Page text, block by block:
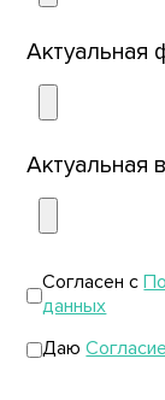
Актуальная
Актуальная
Согласен с
данных
Даю